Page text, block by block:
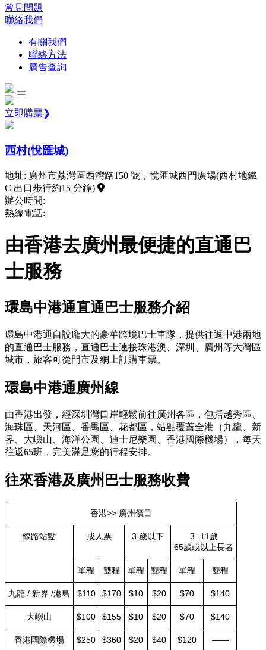
常見問題
聯絡我們
有關我們
聯絡方法
廣告查詢
立即購票❯
西村(悅匯城)
地址: 廣州市荔灣區西灣路150 號，悅匯城西門廣場(西村地鐵
C 出口步行約15 分鐘)
辦公時間:
熱線電話:
由香港去廣州最便捷的直通巴
士服務
環島中港通直通巴士服務介紹
環島中港通自設龐大的豪華跨境巴士車隊，提供往返中港兩地
的直通巴士服務，直通巴士連接珠港澳、深圳、廣州等大灣區
城市，旅客可從門市及網上訂購車票。
環島中港通廣州線
由香港出發，經深圳灣口岸輕鬆前往廣州各區，包括越秀區、
海珠區、天河區、番禺區、花都區，站點覆蓋全港（九龍、新
界、大嶼山、海洋公園、迪士尼樂園、香港國際機場），每天
往返65班，完美滿足您的行程安排。
往來香港及廣州巴士服務收費
香港>> 廣州價目
線路站點 成人票 3 歲以下
3 -11歲
65歲或以上長者
單程 雙程 單程 雙程 單程 雙程
九龍 / 新界 /港島 $110 $170 $10 $20 $70 $140
大嶼山 $100 $155 $10 $20 $70 $140
香港國際機場 $250 $360 $20 $40 $120 ——